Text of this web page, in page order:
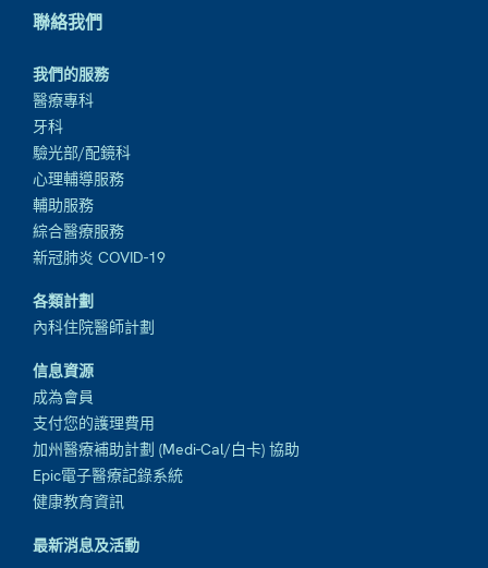
聯絡我們
我們的服務
醫療專科
牙科
驗光部/配鏡科
心理輔導服務
輔助服務
綜合醫療服務
新冠肺炎 COVID-19
各類計劃
內科住院醫師計劃
信息資源
成為會員
支付您的護理費用
加州醫療補助計劃 (Medi-Cal/白卡) 協助
Epic電子醫療記錄系統
健康教育資訊
最新消息及活動